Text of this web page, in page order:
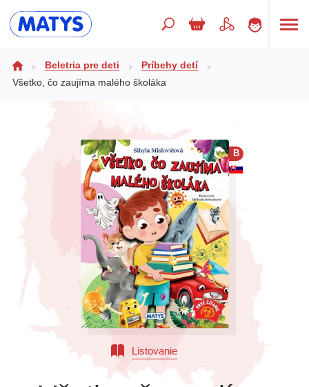
Doplnkový sortiment
Populárno - náučné pre deti
Výchova a pedagogika
Všetky kategórie
Beletria pre deti
Príbehy detí
Všetko, čo zaujíma malého školáka
B
Listovanie